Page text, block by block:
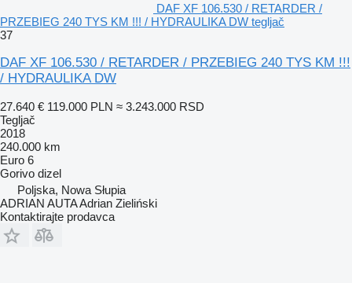
DAF XF 106.530 / RETARDER /
PRZEBIEG 240 TYS KM !!! / HYDRAULIKA DW tegljač
37
DAF XF 106.530 / RETARDER / PRZEBIEG 240 TYS KM !!!
/ HYDRAULIKA DW
27.640 € 119.000 PLN ≈ 3.243.000 RSD
Tegljač
2018
240.000 km
Euro 6
Gorivo dizel
Poljska, Nowa Słupia
ADRIAN AUTA Adrian Zieliński
Kontaktirajte prodavca